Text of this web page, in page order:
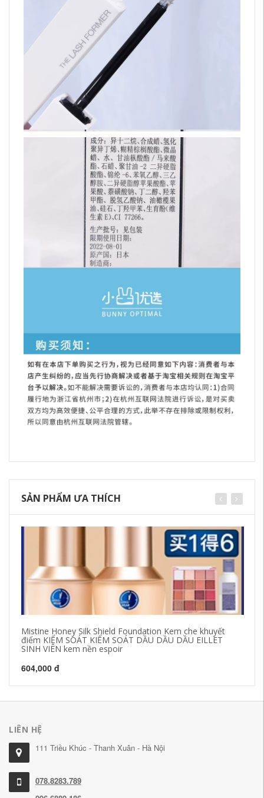
SẢN PHẨM ƯA THÍCH
Mistine Honey Silk Shield Foundation Kem che khuyết
điểm KIỂM SOÁT KIỂM SOÁT DẦU DẦU DẦU EILLET
SINH VIÊN kem nền espoir
604,000 đ
LIÊN HỆ
111 Triều Khúc - Thanh Xuân - Hà Nội
078.8283.789